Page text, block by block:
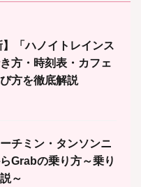
】「ハノイトレインス
方・時刻表・カフェ
方を徹底解説
ーチミン・タンソンニ
Grabの乗り方～乗り
～